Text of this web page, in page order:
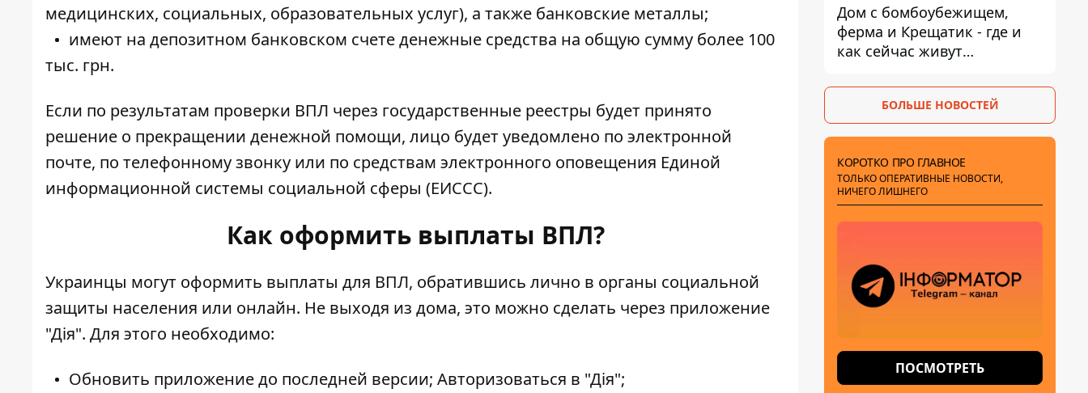
медицинских, социальных, образовательных услуг), а также банковские металлы;
имеют на депозитном банковском счете денежные средства на общую сумму более 100
тыс. грн.
Если по результатам проверки ВПЛ через государственные реестры будет принято
решение о прекращении денежной помощи, лицо будет уведомлено по электронной
почте, по телефонному звонку или по средствам электронного оповещения Единой
информационной системы социальной сферы (ЕИССС).
Как оформить выплаты ВПЛ?
Украинцы могут оформить выплаты для ВПЛ, обратившись лично в органы социальной
защиты населения или онлайн. Не выходя из дома, это можно сделать через приложение
"Дія". Для этого необходимо:
Обновить приложение до последней версии; Авторизоваться в "Дія";
Дом с бомбоубежищем,
ферма и Крещатик - где и
как сейчас живут
БОЛЬШЕ НОВОСТЕЙ
КОРОТКО ПРО ГЛАВНОЕ
ТОЛЬКО ОПЕРАТИВНЫЕ НОВОСТИ,
НИЧЕГО ЛИШНЕГО
ПОСМОТРЕТЬ